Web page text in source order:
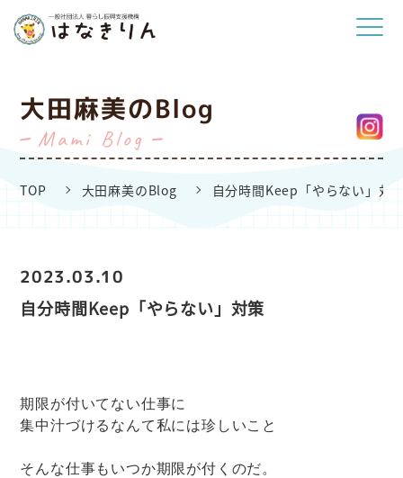
大田麻美のBlog
Mami Blog
TOP 大田麻美のBlog 自分時間Keep「やらない」対
2023.03.10
自分時間Keep「やらない」対策
期限が付いてない仕事に
集中汁づけるなんて私には珍しいこと
そんな仕事もいつか期限が付くのだ。